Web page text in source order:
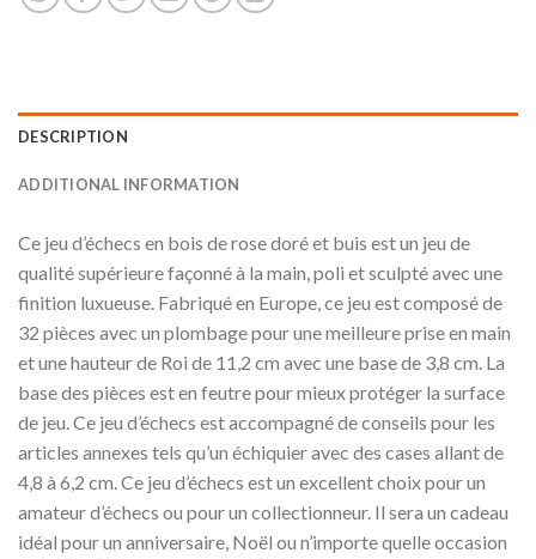
DESCRIPTION
ADDITIONAL INFORMATION
Ce jeu d’échecs en bois de rose doré et buis est un jeu de
qualité supérieure façonné à la main, poli et sculpté avec une
finition luxueuse. Fabriqué en Europe, ce jeu est composé de
32 pièces avec un plombage pour une meilleure prise en main
et une hauteur de Roi de 11,2 cm avec une base de 3,8 cm. La
base des pièces est en feutre pour mieux protéger la surface
de jeu. Ce jeu d’échecs est accompagné de conseils pour les
articles annexes tels qu’un échiquier avec des cases allant de
4,8 à 6,2 cm. Ce jeu d’échecs est un excellent choix pour un
amateur d’échecs ou pour un collectionneur. Il sera un cadeau
idéal pour un anniversaire, Noël ou n’importe quelle occasion